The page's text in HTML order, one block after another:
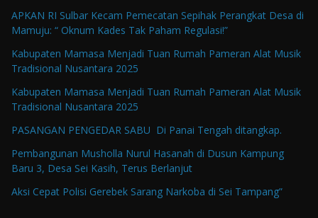
APKAN RI Sulbar Kecam Pemecatan Sepihak Perangkat Desa di
Mamuju: “ Oknum Kades Tak Paham Regulasi!”
Kabupaten Mamasa Menjadi Tuan Rumah Pameran Alat Musik
Tradisional Nusantara 2025
Kabupaten Mamasa Menjadi Tuan Rumah Pameran Alat Musik
Tradisional Nusantara 2025
PASANGAN PENGEDAR SABU Di Panai Tengah ditangkap.
Pembangunan Musholla Nurul Hasanah di Dusun Kampung
Baru 3, Desa Sei Kasih, Terus Berlanjut
Aksi Cepat Polisi Gerebek Sarang Narkoba di Sei Tampang”